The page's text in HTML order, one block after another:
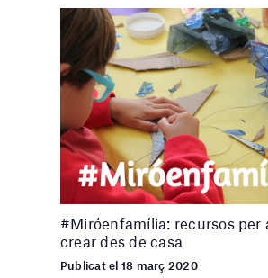
#Miróenfamília: recursos per
crear des de casa
Publicat el 18 març 2020